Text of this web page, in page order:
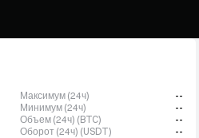
Максимум (24ч)
--
Минимум (24ч)
--
Объем (24ч) (BTC)
--
Оборот (24ч) (USDT)
--